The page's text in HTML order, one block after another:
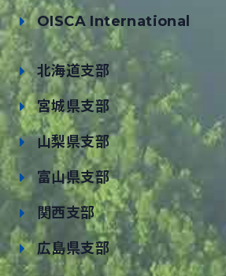
OISCA International
北海道支部
宮城県支部
山梨県支部
富山県支部
関西支部
広島県支部